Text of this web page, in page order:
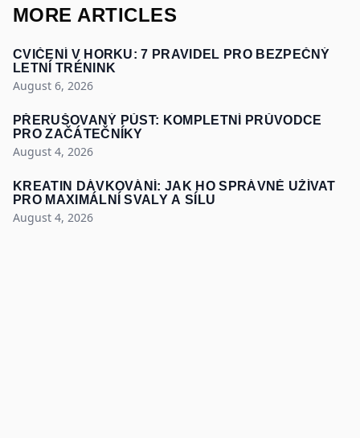
MORE ARTICLES
CVIČENÍ V HORKU: 7 PRAVIDEL PRO BEZPEČNÝ
LETNÍ TRÉNINK
August 6, 2026
PŘERUŠOVANÝ PŮST: KOMPLETNÍ PRŮVODCE
PRO ZAČÁTEČNÍKY
August 4, 2026
KREATIN DÁVKOVÁNÍ: JAK HO SPRÁVNĚ UŽÍVAT
PRO MAXIMÁLNÍ SVALY A SÍLU
August 4, 2026